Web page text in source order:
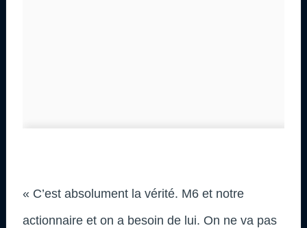
« C’est absolument la vérité. M6 et notre
actionnaire et on a besoin de lui. On ne va pas